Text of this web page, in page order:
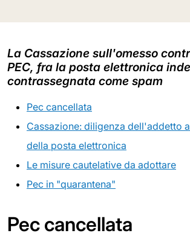
La Cassazione sull'omesso
PEC, fra la posta elettronica
contrassegnata come spam
Pec cancellata
Cassazione: diligenza dell'addetto
della posta elettronica
Le misure cautelative da adottare
Pec in "quarantena"
Pec cancellata